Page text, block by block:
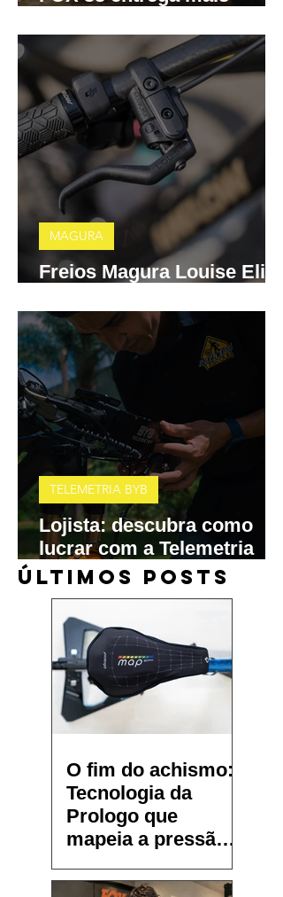
controle total
Freios Magura Louise Elite
MAGURA
Lojista: descubra como
lucrar com a Telemetria
BYB
TELEMETRIA BYB
​ÚLTIMOS POSTS
O fim do achismo:
Tecnologia da
Prologo que
mapeia a pressão
Brasil